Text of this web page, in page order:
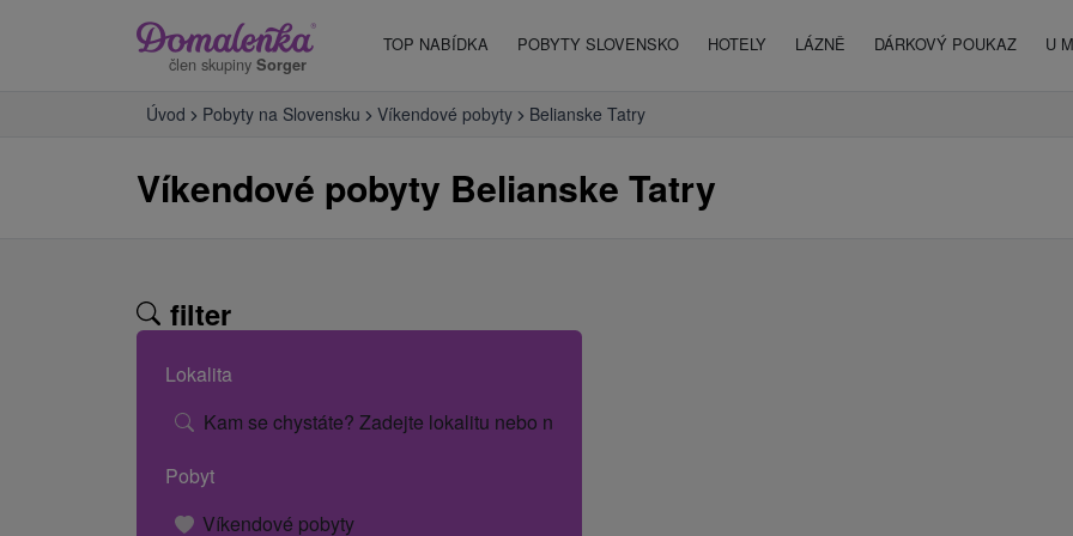
člen skupiny Sorger
TOP NABÍDKA POBYTY SLOVENSKO HOTELY LÁZNĚ DÁRKOVÝ POUKAZ U
Úvod Pobyty na Slovensku Víkendové pobyty Belianske Tatry
Víkendové pobyty Belianske Tatry
filter
Lokalita
Kam se chystáte? Zadejte lokalitu nebo název hotelu.
Pobyt
Víkendové pobyty